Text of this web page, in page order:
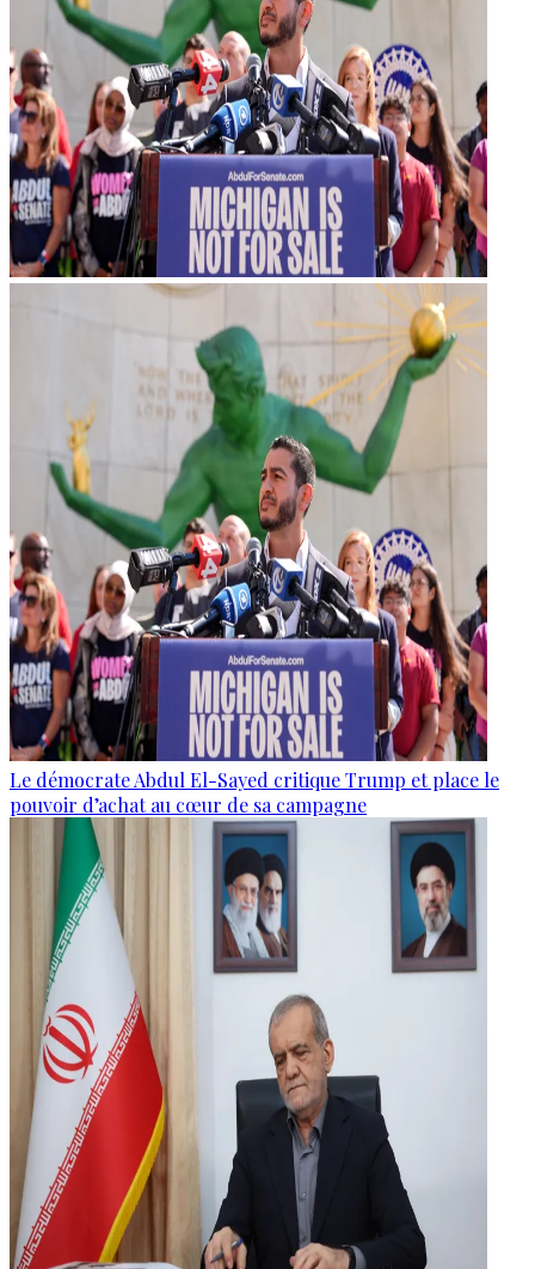
Le démocrate Abdul El-Sayed critique Trump et place le
pouvoir d’achat au cœur de sa campagne